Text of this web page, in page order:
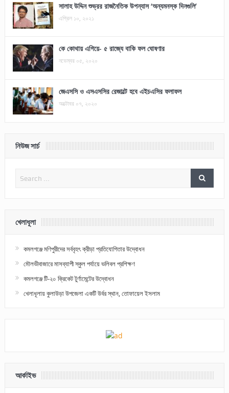
সালাহ উদ্দিন শুভ্রর রাজনৈতিক উপন্যাস ‘অন্যমনস্ক দিনগুলি’
এপ্রিল ১০, ২০২১
কে কোথায় এগিয়ে- ৫ রাজ্যে বাকি ফল ঘোষণার
নভেম্বর ০৫, ২০২০
জেএসসি ও এসএসসির রেজাল্টে হবে এইচএসির ফলাফল
অক্টোবর ০৭, ২০২০
নিউজ সার্চ
খেলাধূলা
কমলগঞ্জে মণিপুরীদের সর্ববৃহৎ ক্রীড়া প্রতিযোগিতার উদ্বোধন
মৌলভীবাজারে মাসব্যাপী স্কুল পর্যায়ে ভলিবল প্রশিক্ষণ
কমলগঞ্জে টি-২০ ক্রিকেট টুর্ণামেন্টের উদ্বোধন
খেলাধূলায় কুলাউড়া উপজেলা একটি উর্বর স্থান, তোফায়েল ইসলাম
আর্কাইভ